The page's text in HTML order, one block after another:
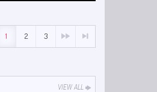
1 2 3
VIEW ALL